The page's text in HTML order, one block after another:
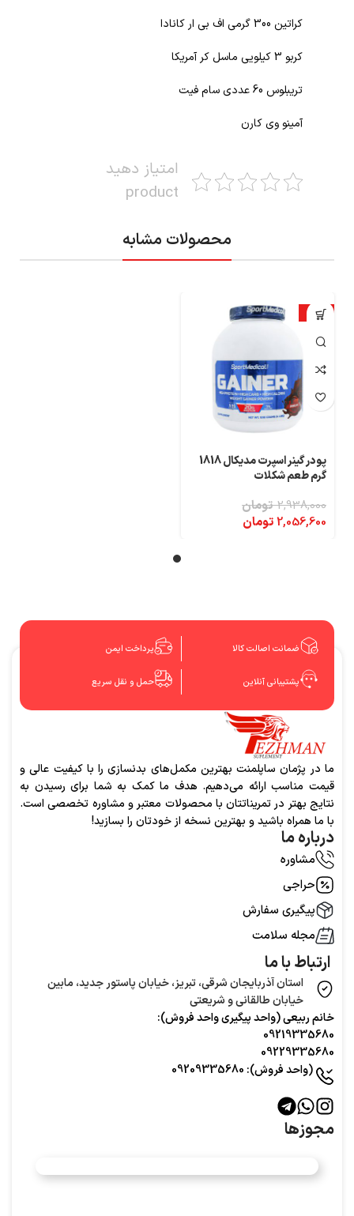
کراتین 300 گرمی اف بی ار کانادا
کربو 3 کیلویی ماسل کر آمریکا
تریبلوس 60 عددی سام فیت
آمینو وی کارن
امتیاز دهید
product
محصولات مشابه
-30%
پودر گینر اسپرت مدیکال 1818
گرم طعم شکلات
2,938,000 تومان
2,056,600تومان
ضمانت اصالت کالا پرداخت ایمن
پشتیبانی آنلاین حمل و نقل سریع
ما در پژمان ساپلمنت بهترین مکمل‌های بدنسازی را با کیفیت عالی و
قیمت مناسب ارائه می‌دهیم. هدف ما کمک به شما برای رسیدن به
نتایج بهتر در تمریناتتان با محصولات معتبر و مشاوره تخصصی است.
با ما همراه باشید و بهترین نسخه از خودتان را بسازید!
درباره ما
مشاوره
حراجی
پیگیری سفارش
مجله سلامت
ارتباط با ما
استان آذربایجان شرقی، تبریز، خیابان پاستور جدید، مابین
خیابان طالقانی و شریعتی
خانم ربیعی (واحد‌ پیگیری واحد فروش):
09219335680
09229335680
(واحد فروش): 09209335680
مجوزها